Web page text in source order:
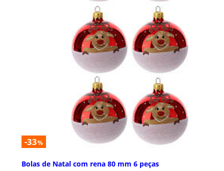
-33%
Bolas de Natal com rena 80 mm 6 peças